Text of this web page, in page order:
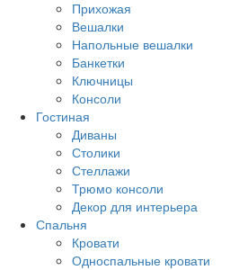
Прихожая
Вешалки
Напольные вешалки
Банкетки
Ключницы
Консоли
Гостиная
Диваны
Столики
Стеллажи
Трюмо консоли
Декор для интерьера
Спальня
Кровати
Односпальные кровати